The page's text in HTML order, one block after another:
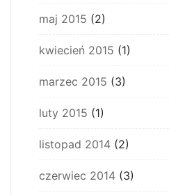
maj 2015 (2)
kwiecień 2015 (1)
marzec 2015 (3)
luty 2015 (1)
listopad 2014 (2)
czerwiec 2014 (3)